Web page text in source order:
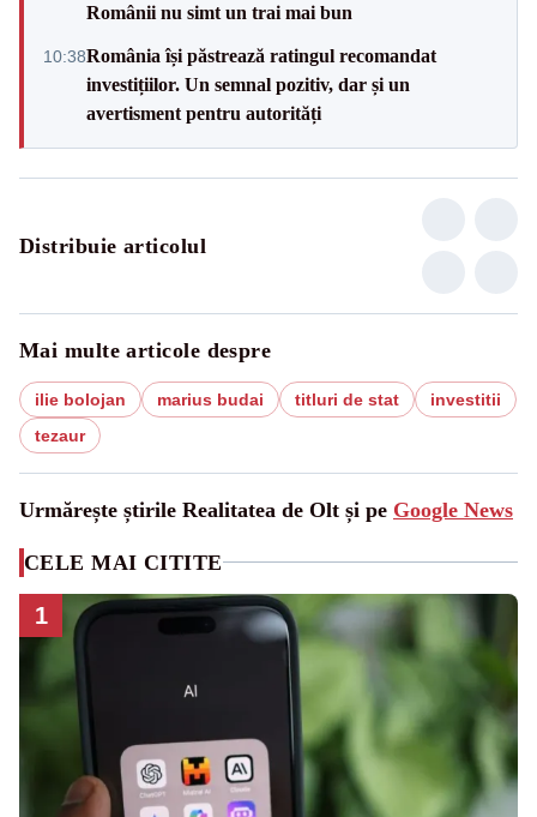
Românii nu simt un trai mai bun
10:38România își păstrează ratingul recomandat
investițiilor. Un semnal pozitiv, dar și un
avertisment pentru autorități
Distribuie articolul
Mai multe articole despre
ilie bolojan marius budai titluri de stat
investitii
tezaur
Urmărește știrile Realitatea de Olt și pe Google News
CELE MAI CITITE
1